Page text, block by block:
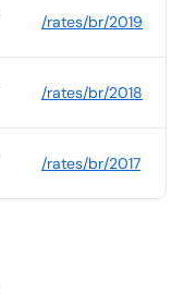
/rates/br/2019
/rates/br/2018
/rates/br/2017